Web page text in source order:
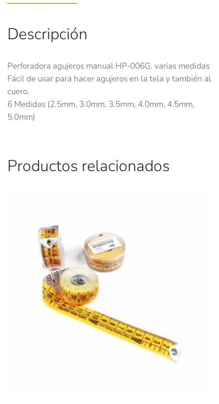
Descripción
Perforadora agujeros manual HP-006G. varias medidas
Fácil de usar para hacer agujeros en la tela y también al
cuero.
6 Medidas (2.5mm, 3.0mm, 3.5mm, 4.0mm, 4.5mm,
5.0mm)
Productos relacionados